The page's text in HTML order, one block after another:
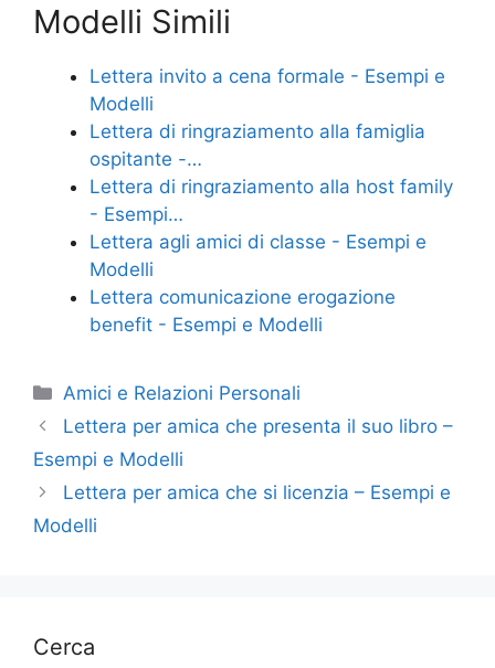
c
e
b
o
o
k
itt
er
er
e
ai
l
di
di
Modelli Simili
Lettera invito a cena formale - Esempi e
Modelli
Lettera di ringraziamento alla famiglia
ospitante -…
Lettera di ringraziamento alla host family
- Esempi…
Lettera agli amici di classe - Esempi e
Modelli
Lettera comunicazione erogazione
benefit - Esempi e Modelli
Categorie
Amici e Relazioni Personali
Lettera per amica che presenta il suo libro –
Esempi e Modelli
Lettera per amica che si licenzia – Esempi e
Modelli
Cerca